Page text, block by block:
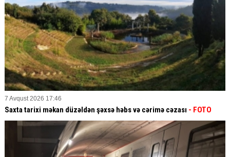
7 Avqust 2026 17:46
Saxta tarixi məkan düzəldən şəxsə həbs və cərimə cəzası - FOTO